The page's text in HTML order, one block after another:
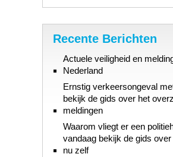
Recente Berichten
Actuele veiligheid en
Nederland
Ernstig verkeersongeval
bekijk de gids over het
meldingen
Waarom vliegt er een
vandaag bekijk de gids
nu zelf